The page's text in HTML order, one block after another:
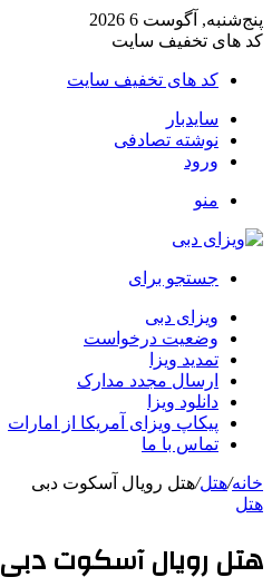
پنج‌شنبه, آگوست 6 2026
کد های تخفیف سایت
کد های تخفیف سایت
سایدبار
نوشته تصادفی
ورود
منو
جستجو برای
ویزای دبی
وضعیت درخواست
تمدید ویزا
ارسال مجدد مدارک
دانلود ویزا
پیکاپ ویزای آمریکا از امارات
تماس با ما
خانه/هتل/هتل رویال آسکوت دبی
هتل
هتل رویال آسکوت دبی